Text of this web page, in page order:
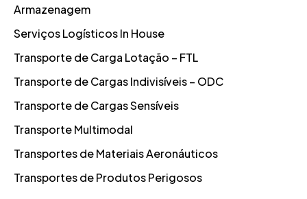
Armazenagem
Serviços Logísticos In House
Transporte de Carga Lotação – FTL
Transporte de Cargas Indivisíveis – ODC
Transporte de Cargas Sensíveis
Transporte Multimodal
Transportes de Materiais Aeronáuticos
Transportes de Produtos Perigosos